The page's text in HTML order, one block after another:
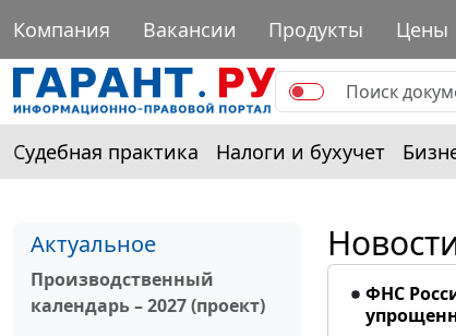
Компания Вакансии Продукты Цены
Судебная практика Налоги и бухучет
Актуальное
Производственный
календарь – 2027 (проект)
ФНС